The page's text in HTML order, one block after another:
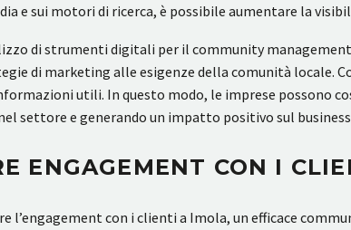
e sui motori di ricerca, è possibile aumentare la
di strumenti digitali per il community
di marketing alle esigenze della comunità locale.
utili. In questo modo, le imprese possono
settore e generando un impatto positivo sul
ENGAGEMENT CON I
l’engagement con i clienti a Imola, un efficace